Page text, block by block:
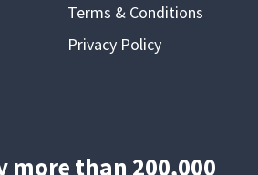
Terms & Conditions
Privacy Policy
more than 200,000